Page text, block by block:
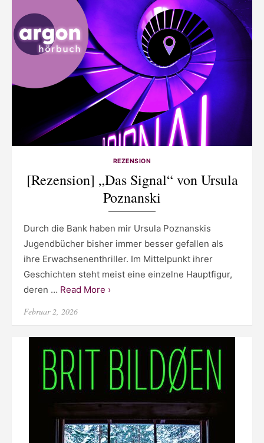
REZENSION
[Rezension] „Das Signal“ von Ursula
Poznanski
Durch die Bank haben mir Ursula Poznanskis
Jugendbücher bisher immer besser gefallen als
ihre Erwachsenenthriller. Im Mittelpunkt ihrer
Geschichten steht meist eine einzelne Hauptfigur,
deren … Read More ›
Posted
Februar 2, 2026